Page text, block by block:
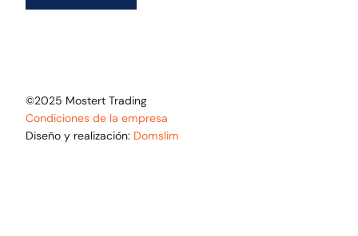
©2025 Mostert Trading
Condiciones de la empresa
Diseño y realización: Domslim